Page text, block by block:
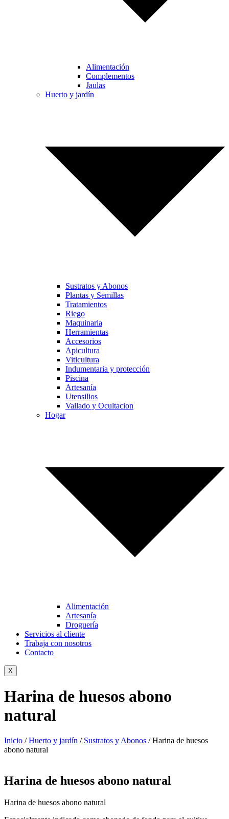
Alimentación
Complementos
Jaulas
Huerto y jardín
Sustratos y Abonos
Plantas y Semillas
Tratamientos
Riego
Maquinaria
Herramientas
Accesorios
Apicultura
Viticultura
Indumentaria y protección
Piscina
Artesanía
Utensilios
Vallado y Ocultacion
Hogar
Alimentación
Artesanía
Droguería
Servicios al cliente
Trabaja con nosotros
Contacto
X
Harina de huesos abono
natural
Inicio /Huerto y jardín / Sustratos y Abonos / Harina de huesos
abono natural
Harina de huesos abono natural
Harina de huesos abono natural